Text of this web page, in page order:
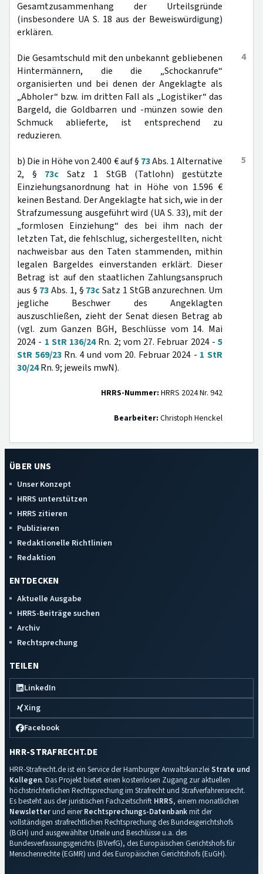
Gesamtzusammenhang der Urteilsgründe
(insbesondere UA S. 18 aus der Beweiswürdigung)
erklären.
4
Die Gesamtschuld mit den unbekannt gebliebenen
Hintermännern, die die „Schockanrufe“
organisierten und bei denen der Angeklagte als
„Abholer“ bzw. im dritten Fall als „Logistiker“ das
Bargeld, die Goldbarren und -münzen sowie den
Schmuck ablieferte, ist entsprechend zu
reduzieren.
5
b) Die in Höhe von 2.400 € auf § 73Abs. 1 Alternative
2, § 73c Satz 1 StGB (Tatlohn) gestützte
Einziehungsanordnung hat in Höhe von 1.596 €
keinen Bestand. Der Angeklagte hat sich, wie in der
Strafzumessung ausgeführt wird (UA S. 33), mit der
„formlosen Einziehung“ des bei ihm nach der
letzten Tat, die fehlschlug, sichergestellten, nicht
nachweisbar aus den Taten stammenden, mithin
legalen Bargeldes einverstanden erklärt. Dieser
Betrag ist auf den staatlichen Zahlungsanspruch
aus § 73Abs. 1, § 73cSatz 1 StGB anzurechnen. Um
jegliche Beschwer des Angeklagten
auszuschließen, zieht der Senat diesen Betrag ab
(vgl. zum Ganzen BGH, Beschlüsse vom 14. Mai
2024 - 1 StR 136/24Rn. 2; vom 27. Februar 2024 - 5
StR 569/23Rn. 4 und vom 20. Februar 2024 - 1 StR
30/24Rn. 9; jeweils mwN).
HRRS-Nummer: HRRS 2024 Nr. 942
Bearbeiter: Christoph Henckel
ÜBER UNS
Unser Konzept
HRRS unterstützen
HRRS zitieren
Publizieren
Redaktionelle Richtlinien
Redaktion
ENTDECKEN
Aktuelle Ausgabe
HRRS-Beiträge suchen
Archiv
Rechtsprechung
TEILEN
LinkedIn
Xing
Facebook
HRR-STRAFRECHT.DE
HRR-Strafrecht.de ist ein Service der Hamburger Anwaltskanzlei Strate und
Kollegen. Das Projekt bietet einen kostenlosen Zugang zur aktuellen
höchstrichterlichen Rechtsprechung im Strafrecht und Strafverfahrensrecht.
Es besteht aus der juristischen Fachzeitschrift HRRS, einem monatlichen
Newsletterund einerRechtsprechungs-Datenbankmit der
vollständigen strafrechtlichen Rechtsprechung des Bundesgerichtshofs
(BGH) und ausgewählter Urteile und Beschlüsse u.a. des
Bundesverfassungsgerichts (BVerfG), des Europäischen Gerichtshofs für
Menschenrechte (EGMR) und des Europäischen Gerichtshofs (EuGH).